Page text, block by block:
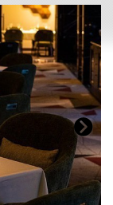
す。
だく場合がござい
ただきます。
ます。ご了承くだ